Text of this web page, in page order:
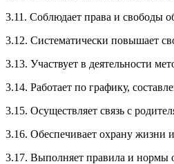
3.11. Соблюдает права и свободы
3.12. Систематически повышает
3.13. Участвует в деятельности
3.14. Работает по графику,
3.15. Осуществляет связь с
3.16. Обеспечивает охрану жизни
3.17. Выполняет правила и нормы